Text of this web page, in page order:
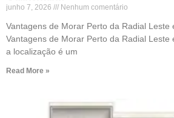
junho 7, 2026 Nenhum comentário
Vantagens de Morar Perto da Radial Leste
Vantagens de Morar Perto da Radial Leste
a localização é um
Read More »